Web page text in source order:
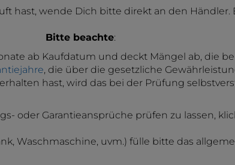
hast, wende Dich bitte direkt an den Händler.
Bitte beachte:
ab Kaufdatum und deckt Mängel ab, die
, die über die gesetzliche
hast, wird das bei der Prüfung
oder Garantieansprüche prüfen zu lassen,
Waschmaschine, uvm.) fülle bitte das